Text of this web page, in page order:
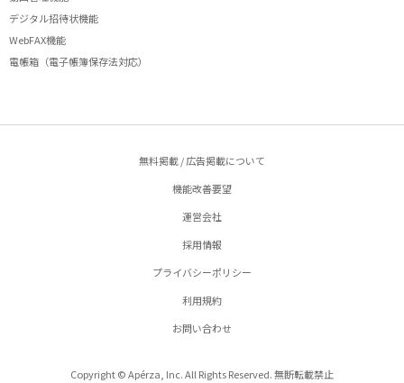
デジタル招待状機能
WebFAX機能
電帳箱（電子帳簿保存法対応）
無料掲載 / 広告掲載について
機能改善要望
運営会社
採用情報
プライバシーポリシー
利用規約
お問い合わせ
Copyright © Apérza, Inc. All Rights Reserved. 無断転載禁止